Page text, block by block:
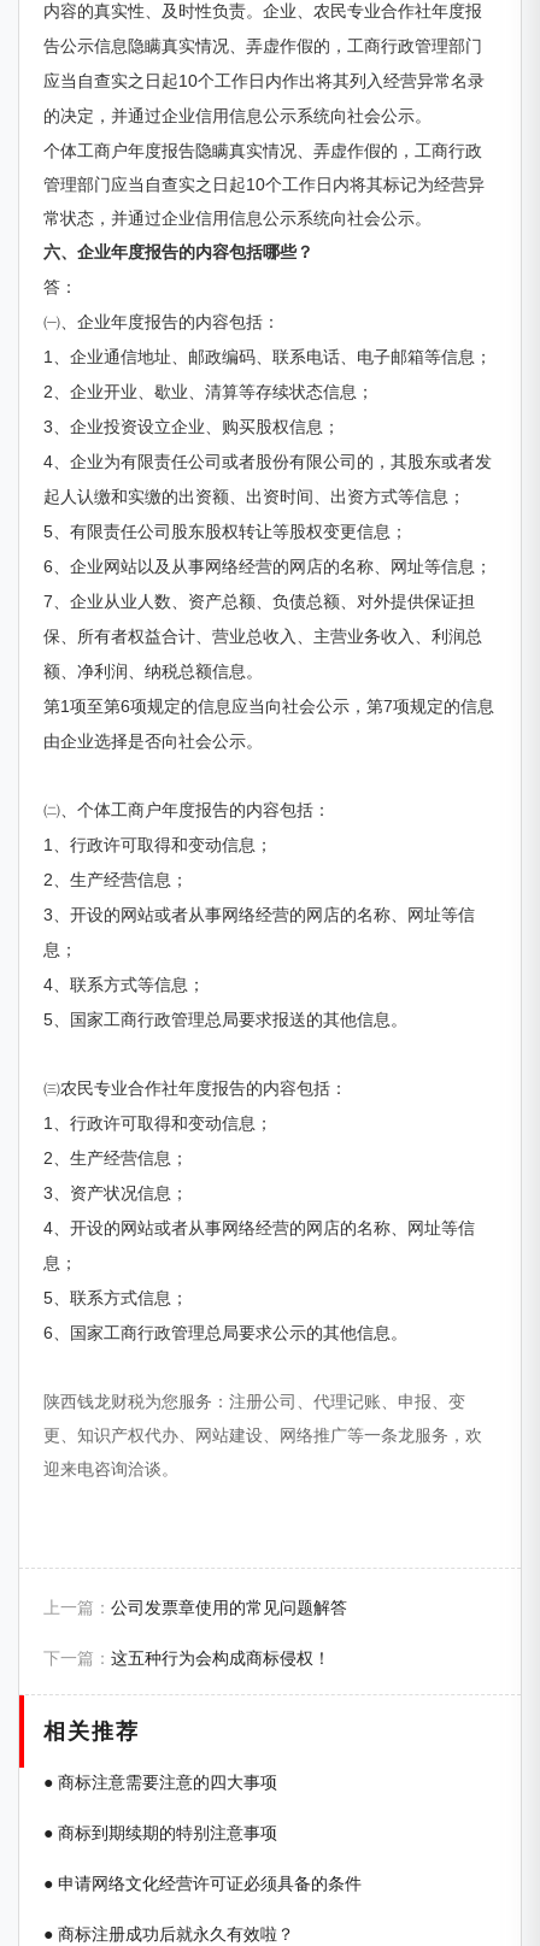
内容的真实性、及时性负责。 企业、农民专业合作社年度报
告公示信息隐瞒真实情况、弄虚作假的，工商行政管理部门
应当自查实之日起10个工作日内作出将其列入经营异常名录
的决定，并通过企业信用信息公示系统向社会公示。
个体工商户年度报告隐瞒真实情况、弄虚作假的，工商行政
管理部门应当自查实之日起10个工作日内将其标记为经营异
常状态，并通过企业信用信息公示系统向社会公示。
六、企业年度报告的内容包括哪些？
答：
㈠、企业年度报告的内容包括：
1、企业通信地址、邮政编码、联系电话、电子邮箱等信息；
2、企业开业、歇业、清算等存续状态信息；
3、企业投资设立企业、购买股权信息；
4、企业为有限责任公司或者股份有限公司的，其股东或者发
起人认缴和实缴的出资额、出资时间、出资方式等信息；
5、有限责任公司股东股权转让等股权变更信息；
6、企业网站以及从事网络经营的网店的名称、网址等信息；
7、企业从业人数、资产总额、负债总额、对外提供保证担
保、所有者权益合计、营业总收入、主营业务收入、利润总
额、净利润、纳税总额信息。
第1项至第6项规定的信息应当向社会公示，第7项规定的信息
由企业选择是否向社会公示。
㈡、个体工商户年度报告的内容包括：
1、行政许可取得和变动信息；
2、生产经营信息；
3、开设的网站或者从事网络经营的网店的名称、网址等信
息；
4、联系方式等信息；
5、国家工商行政管理总局要求报送的其他信息。
㈢农民专业合作社年度报告的内容包括：
1、行政许可取得和变动信息；
2、生产经营信息；
3、资产状况信息；
4、开设的网站或者从事网络经营的网店的名称、网址等信
息；
5、联系方式信息；
6、国家工商行政管理总局要求公示的其他信息。
陕西钱龙财税为您服务：注册公司、代理记账、申报、变
更、知识产权代办、网站建设、网络推广等一条龙服务，欢
迎来电咨询洽谈。
上一篇： 公司发票章使用的常见问题解答
下一篇： 这五种行为会构成商标侵权！
相关推荐
● 商标注意需要注意的四大事项
● 商标到期续期的特别注意事项
● 申请网络文化经营许可证必须具备的条件
● 商标注册成功后就永久有效啦？